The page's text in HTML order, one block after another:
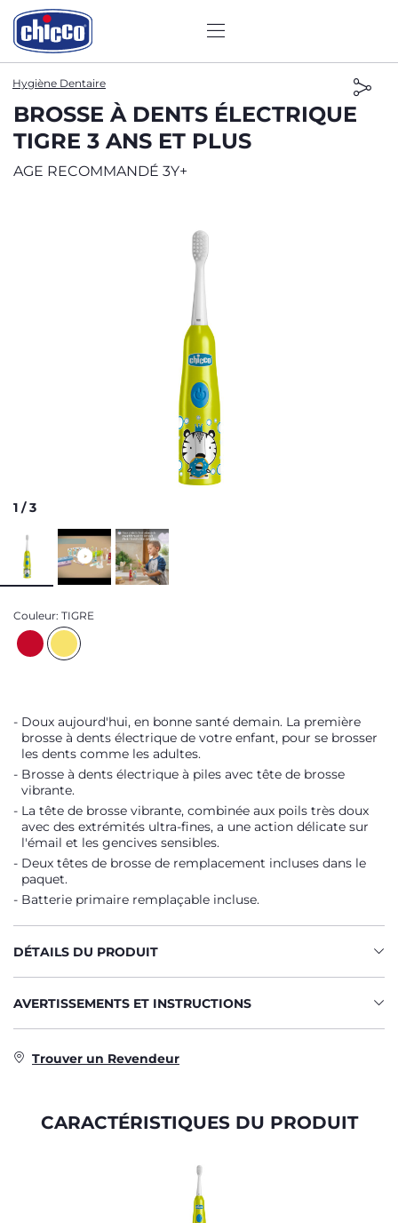
Hygiène Dentaire
BROSSE À DENTS ÉLECTRIQUE
TIGRE 3 ANS ET PLUS
AGE RECOMMANDÉ 3Y+
1 /3
Couleur: TIGRE
Doux aujourd'hui, en bonne santé demain. La première
brosse à dents électrique de votre enfant, pour se brosser
les dents comme les adultes.
Brosse à dents électrique à piles avec tête de brosse
vibrante.
La tête de brosse vibrante, combinée aux poils très doux
avec des extrémités ultra-fines, a une action délicate sur
l'émail et les gencives sensibles.
Deux têtes de brosse de remplacement incluses dans le
paquet.
Batterie primaire remplaçable incluse.
DÉTAILS DU PRODUIT
AVERTISSEMENTS ET INSTRUCTIONS
Trouver un Revendeur
CARACTÉRISTIQUES DU PRODUIT